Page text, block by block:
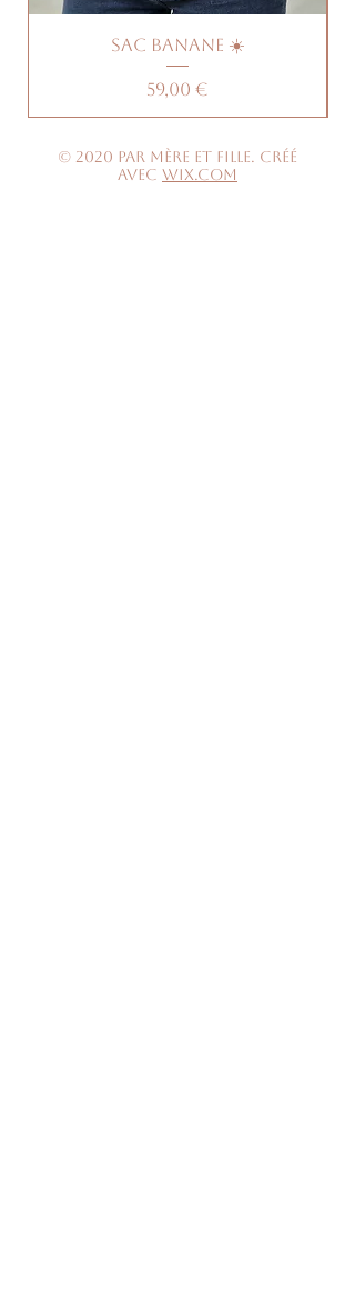
Sac banane ☀️
Prix
59,00 €
© 2020 par Mère et Fille. Créé
avec Wix.com